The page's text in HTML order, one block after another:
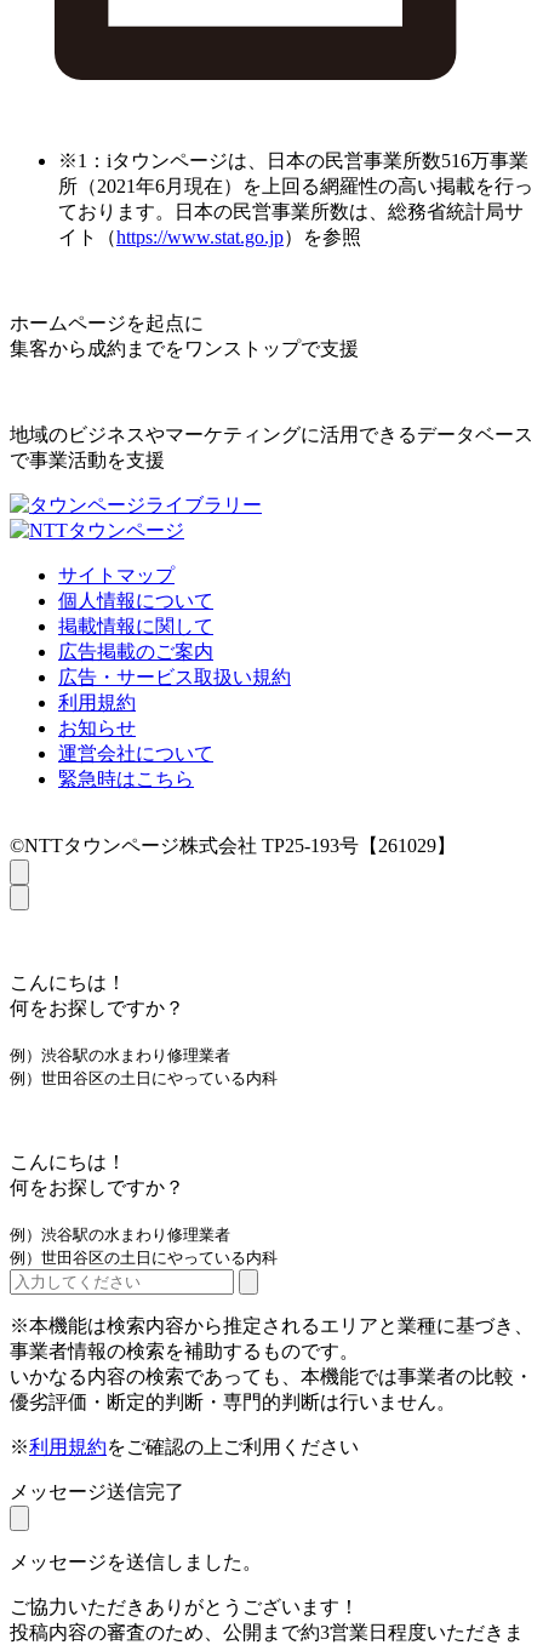
※1：iタウンページは、日本の民営事業所数516万事業
所（2021年6月現在）を上回る網羅性の高い掲載を行っ
ております。日本の民営事業所数は、総務省統計局サ
イト（https://www.stat.go.jp）を参照
ホームページを起点に
集客から成約までをワンストップで支援
地域のビジネスやマーケティングに活用できるデータベース
で事業活動を支援
サイトマップ
個人情報について
掲載情報に関して
広告掲載のご案内
広告・サービス取扱い規約
利用規約
お知らせ
運営会社について
緊急時はこちら
©NTTタウンページ株式会社 TP25-193号【261029】
こんにちは！
何をお探しですか？
例）渋谷駅の水まわり修理業者
例）世田谷区の土日にやっている内科
こんにちは！
何をお探しですか？
例）渋谷駅の水まわり修理業者
例）世田谷区の土日にやっている内科
※本機能は検索内容から推定されるエリアと業種に基づき、
事業者情報の検索を補助するものです。
いかなる内容の検索であっても、本機能では事業者の比較・
優劣評価・断定的判断・専門的判断は行いません。
※利用規約をご確認の上ご利用ください
メッセージ送信完了
メッセージを送信しました。
ご協力いただきありがとうございます！
投稿内容の審査のため、公開まで約3営業日程度いただきま